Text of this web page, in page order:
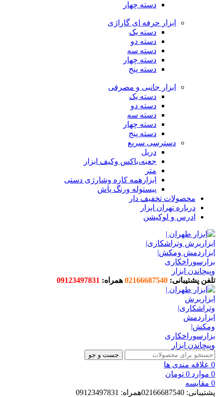
دسته چهار
ابزار حرفه ای گاراژی
دسته یک
دسته دو
دسته سه
دسته چهار
دسته پنج
ابزار جانبی و مصرفی
دسته یک
دسته دو
دسته سه
دسته چهار
دسته پنج
دسترسی سریع
دریل
جعبه،باکس وکیف ابزار
متر
ابزارهمه کاره وشارژی دستی
پیستوله ورنگ پاش
محصولات تخفیف دار
درباره تهران ابزار
ادرس و لوکیشن
تلفن پشتیبانی: 02166687540 همراه: 09123497831
جست و جو
0 علاقه مندی ها
0 موارد 0 تومان
0 مقایسه
پشتیبانی: 02166687540همراه: 09123497831